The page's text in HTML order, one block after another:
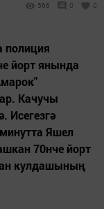
566 0 0
полиция
йорт янында
Качучы
Исегезгә
Яшел
70нче йорт
кулдашының